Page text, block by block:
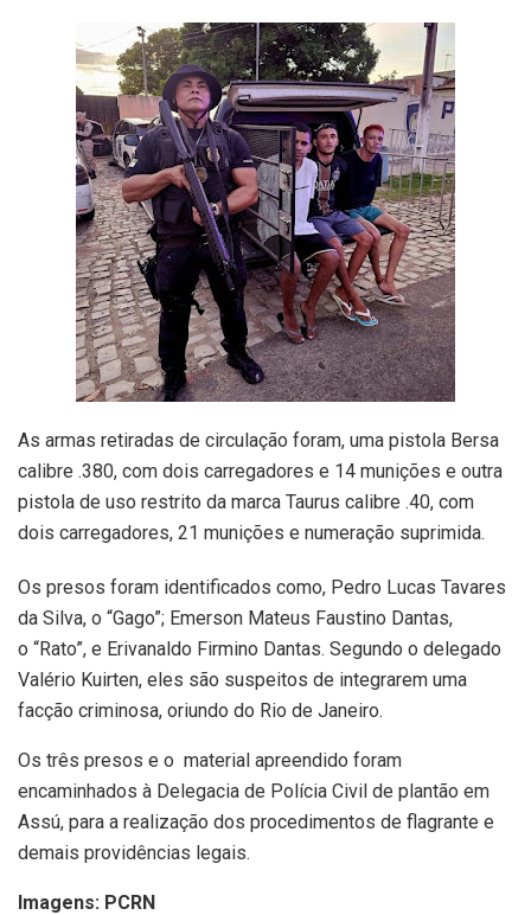
As armas retiradas de circulação foram, uma pistola Bersa
calibre .380, com dois carregadores e 14 munições e outra
pistola de uso restrito da marca Taurus calibre .40, com
dois carregadores, 21 munições e numeração suprimida.
Os presos foram identificados como, Pedro Lucas Tavares
da Silva, o “Gago”; Emerson Mateus Faustino Dantas,
o “Rato”, e Erivanaldo Firmino Dantas. Segundo o delegado
Valério Kuirten, eles são suspeitos de integrarem uma
facção criminosa, oriundo do Rio de Janeiro.
Os três presos e o material apreendido foram
encaminhados à Delegacia de Polícia Civil de plantão em
Assú, para a realização dos procedimentos de flagrante e
demais providências legais.
Imagens: PCRN